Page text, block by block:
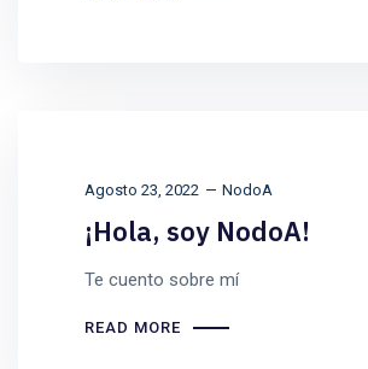
Agosto 23, 2022 NodoA
¡Hola, soy NodoA!
Te cuento sobre mí
READ MORE